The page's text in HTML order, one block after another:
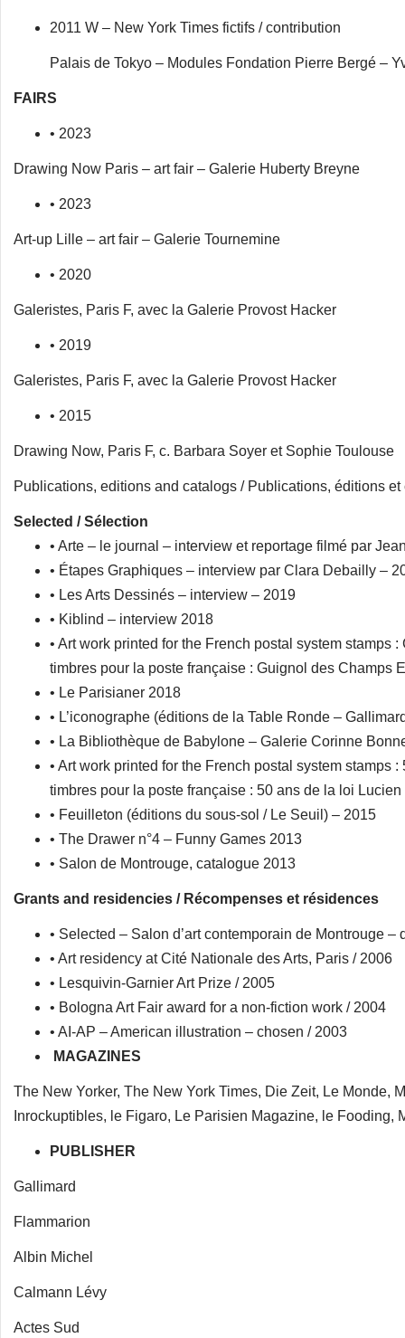
2011 W – New York Times fictifs / contribution
Palais de Tokyo – Modules Fondation Pierre Bergé –
FAIRS
• 2023
Drawing Now Paris – art fair – Galerie Huberty Breyne
• 2023
Art-up Lille – art fair – Galerie Tournemine
• 2020
Galeristes, Paris F, avec la Galerie Provost Hacker
• 2019
Galeristes, Paris F, avec la Galerie Provost Hacker
• 2015
Drawing Now, Paris F, c. Barbara Soyer et Sophie Toulouse
Publications, editions and catalogs / Publications, éditions et
Selected / Sélection
• Arte – le journal – interview et reportage filmé par
• Étapes Graphiques – interview par Clara Debailly –
• Les Arts Dessinés – interview – 2019
• Kiblind – interview 2018
• Art work printed for the French postal system
timbres pour la poste française : Guignol des Champs
• Le Parisianer 2018
• L’iconographe (éditions de la Table Ronde –
• La Bibliothèque de Babylone – Galerie Corinne
• Art work printed for the French postal system
timbres pour la poste française : 50 ans de la loi
• Feuilleton (éditions du sous-sol / Le Seuil) – 2015
• The Drawer n°4 – Funny Games 2013
• Salon de Montrouge, catalogue 2013
Grants and residencies / Récompenses et résidences
• Selected – Salon d’art contemporain de Montrouge –
• Art residency at Cité Nationale des Arts, Paris / 2006
• Lesquivin-Garnier Art Prize / 2005
• Bologna Art Fair award for a non-fiction work / 2004
• AI-AP – American illustration – chosen / 2003
MAGAZINES
The New Yorker, The New York Times, Die Zeit, Le Monde,
Inrockuptibles, le Figaro, Le Parisien Magazine, le Fooding,
PUBLISHER
Gallimard
Flammarion
Albin Michel
Calmann Lévy
Actes Sud